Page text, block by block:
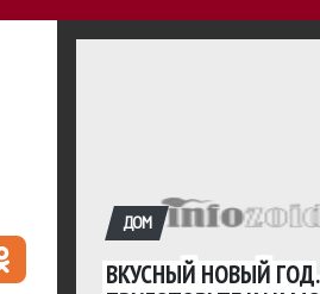
ДОМ
ВКУСНЫЙ НОВЫЙ ГОД.